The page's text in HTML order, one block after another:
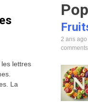
lettres
La
2 ans ago
comments